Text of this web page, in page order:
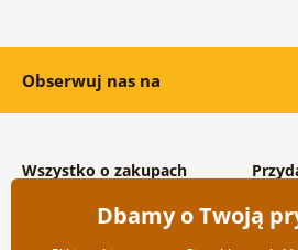
Obserwuj nas na
Wszystko o zakupach
Warunki handlowe i
reklamacyjneDbamy o Twoją